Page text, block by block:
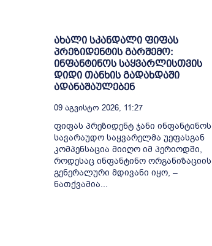
ახალი სკანდალი ფიფას
პრეზიდენტის გარშემო:
ინფანტინოს საყვარლისთვის
დიდი თანხის გადახდაში
ადანაშაულებენ
09 Აგვისტო 2026, 11:27
ფიფას პრეზიდენტ ჯანი ინფანტინოს
სავარაუდო საყვარელმა უეფასგან
კომპენსაცია მიიღო იმ პერიოდში,
როდესაც ინფანტინო ორგანიზაციის
გენერალური მდივანი იყო, –
ნათქვამია...